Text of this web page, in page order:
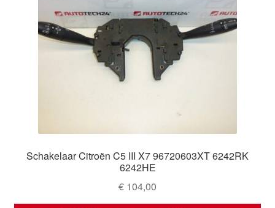
Schakelaar Citroën C5 III X7 96720603XT 6242RK
6242HE
€ 104,00